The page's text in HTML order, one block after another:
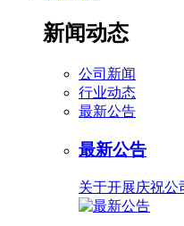
新闻动态
公司新闻
行业动态
最新公告
最新公告
关于开展庆祝公